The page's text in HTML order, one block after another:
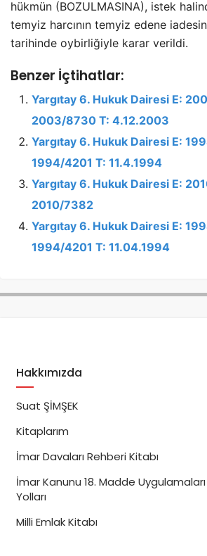
hükmün (BOZULMASINA), istek
temyiz harcının temyiz edene
tarihinde oybirliğiyle karar verildi.
Benzer İçtihatlar:
Yargıtay 6. Hukuk Dairesi E:
2003/8730 T: 4.12.2003
Yargıtay 6. Hukuk Dairesi E:
1994/4201 T: 11.4.1994
Yargıtay 6. Hukuk Dairesi E:
2010/7382
Yargıtay 6. Hukuk Dairesi E:
1994/4201 T: 11.04.1994
Hakkımızda
Suat ŞİMŞEK
Kitaplarım
İmar Davaları Rehberi Kitabı
İmar Kanunu 18. Madde
Yolları
Milli Emlak Kitabı